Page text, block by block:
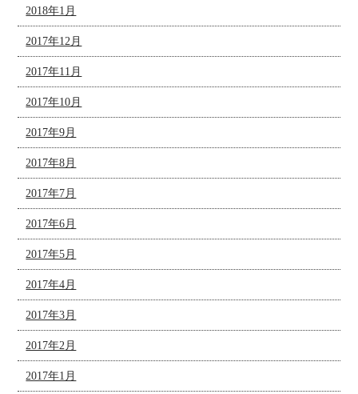
2018年1月
2017年12月
2017年11月
2017年10月
2017年9月
2017年8月
2017年7月
2017年6月
2017年5月
2017年4月
2017年3月
2017年2月
2017年1月